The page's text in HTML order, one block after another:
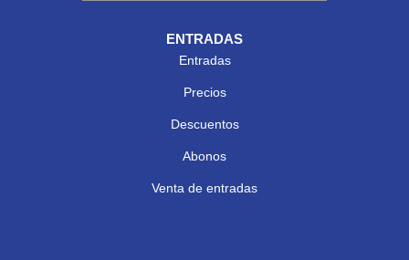
ENTRADAS
Entradas
Precios
Descuentos
Abonos
Venta de entradas